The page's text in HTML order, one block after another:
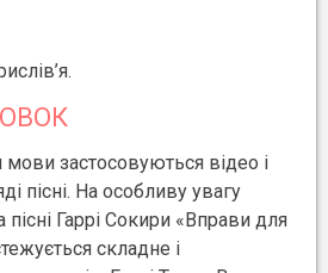
застосовуються відео і
пісні. На особливу увагу
Гаррі Сокири «Вправи для
складне і